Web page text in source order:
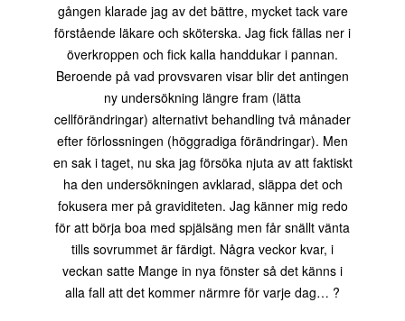
gången klarade jag av det bättre, mycket tack vare
förstående läkare och sköterska. Jag fick fällas ner i
överkroppen och fick kalla handdukar i pannan.
Beroende på vad provsvaren visar blir det antingen
ny undersökning längre fram (lätta
cellförändringar) alternativt behandling två månader
efter förlossningen (höggradiga förändringar). Men
en sak i taget, nu ska jag försöka njuta av att faktiskt
ha den undersökningen avklarad, släppa det och
fokusera mer på graviditeten. Jag känner mig redo
för att börja boa med spjälsäng men får snällt vänta
tills sovrummet är färdigt. Några veckor kvar, i
veckan satte Mange in nya fönster så det känns i
alla fall att det kommer närmre för varje dag… ?